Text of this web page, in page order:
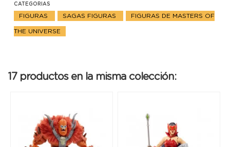
CATEGORIAS
FIGURAS SAGAS FIGURAS FIGURAS DE MASTERS OF
THE UNIVERSE
17 productos en la misma colección: